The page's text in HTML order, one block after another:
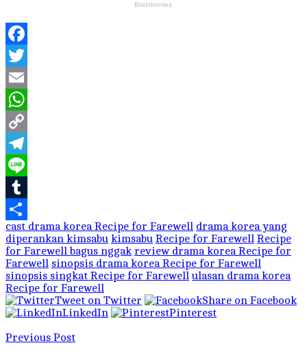
Facebook
Twitter
Email
WhatsApp
Copy
Link
Telegram
Line
Tumblr
Share
cast drama korea Recipe for Farewell drama korea yang
diperankan kimsabu kimsabu Recipe for Farewell Recipe
for Farewell bagus nggak review drama korea Recipe for
Farewell sinopsis drama korea Recipe for Farewell
sinopsis singkat Recipe for Farewell ulasan drama korea
Recipe for Farewell
Tweet on Twitter
Share on Facebook
LinkedIn
Pinterest
Previous Post